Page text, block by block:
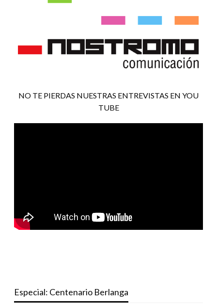
NO TE PIERDAS NUESTRAS ENTREVISTAS EN YOU
TUBE
Especial: Centenario Berlanga